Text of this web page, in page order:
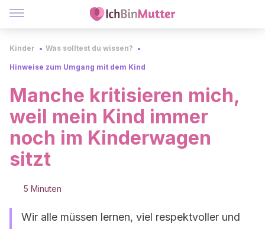
Kinder Was solltest du wissen?
Hinweise zum Umgang mit dem Kind
Manche kritisieren mich,
weil mein Kind immer
noch im Kinderwagen
sitzt
5 Minuten
Wir alle müssen lernen, viel respektvoller und